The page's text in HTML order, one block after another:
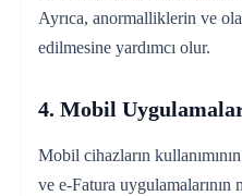
Ayrıca, anormalliklerin ve
edilmesine yardımcı olur.
4. Mobil
Mobil cihazların
ve e-Fatura uygulamalarının